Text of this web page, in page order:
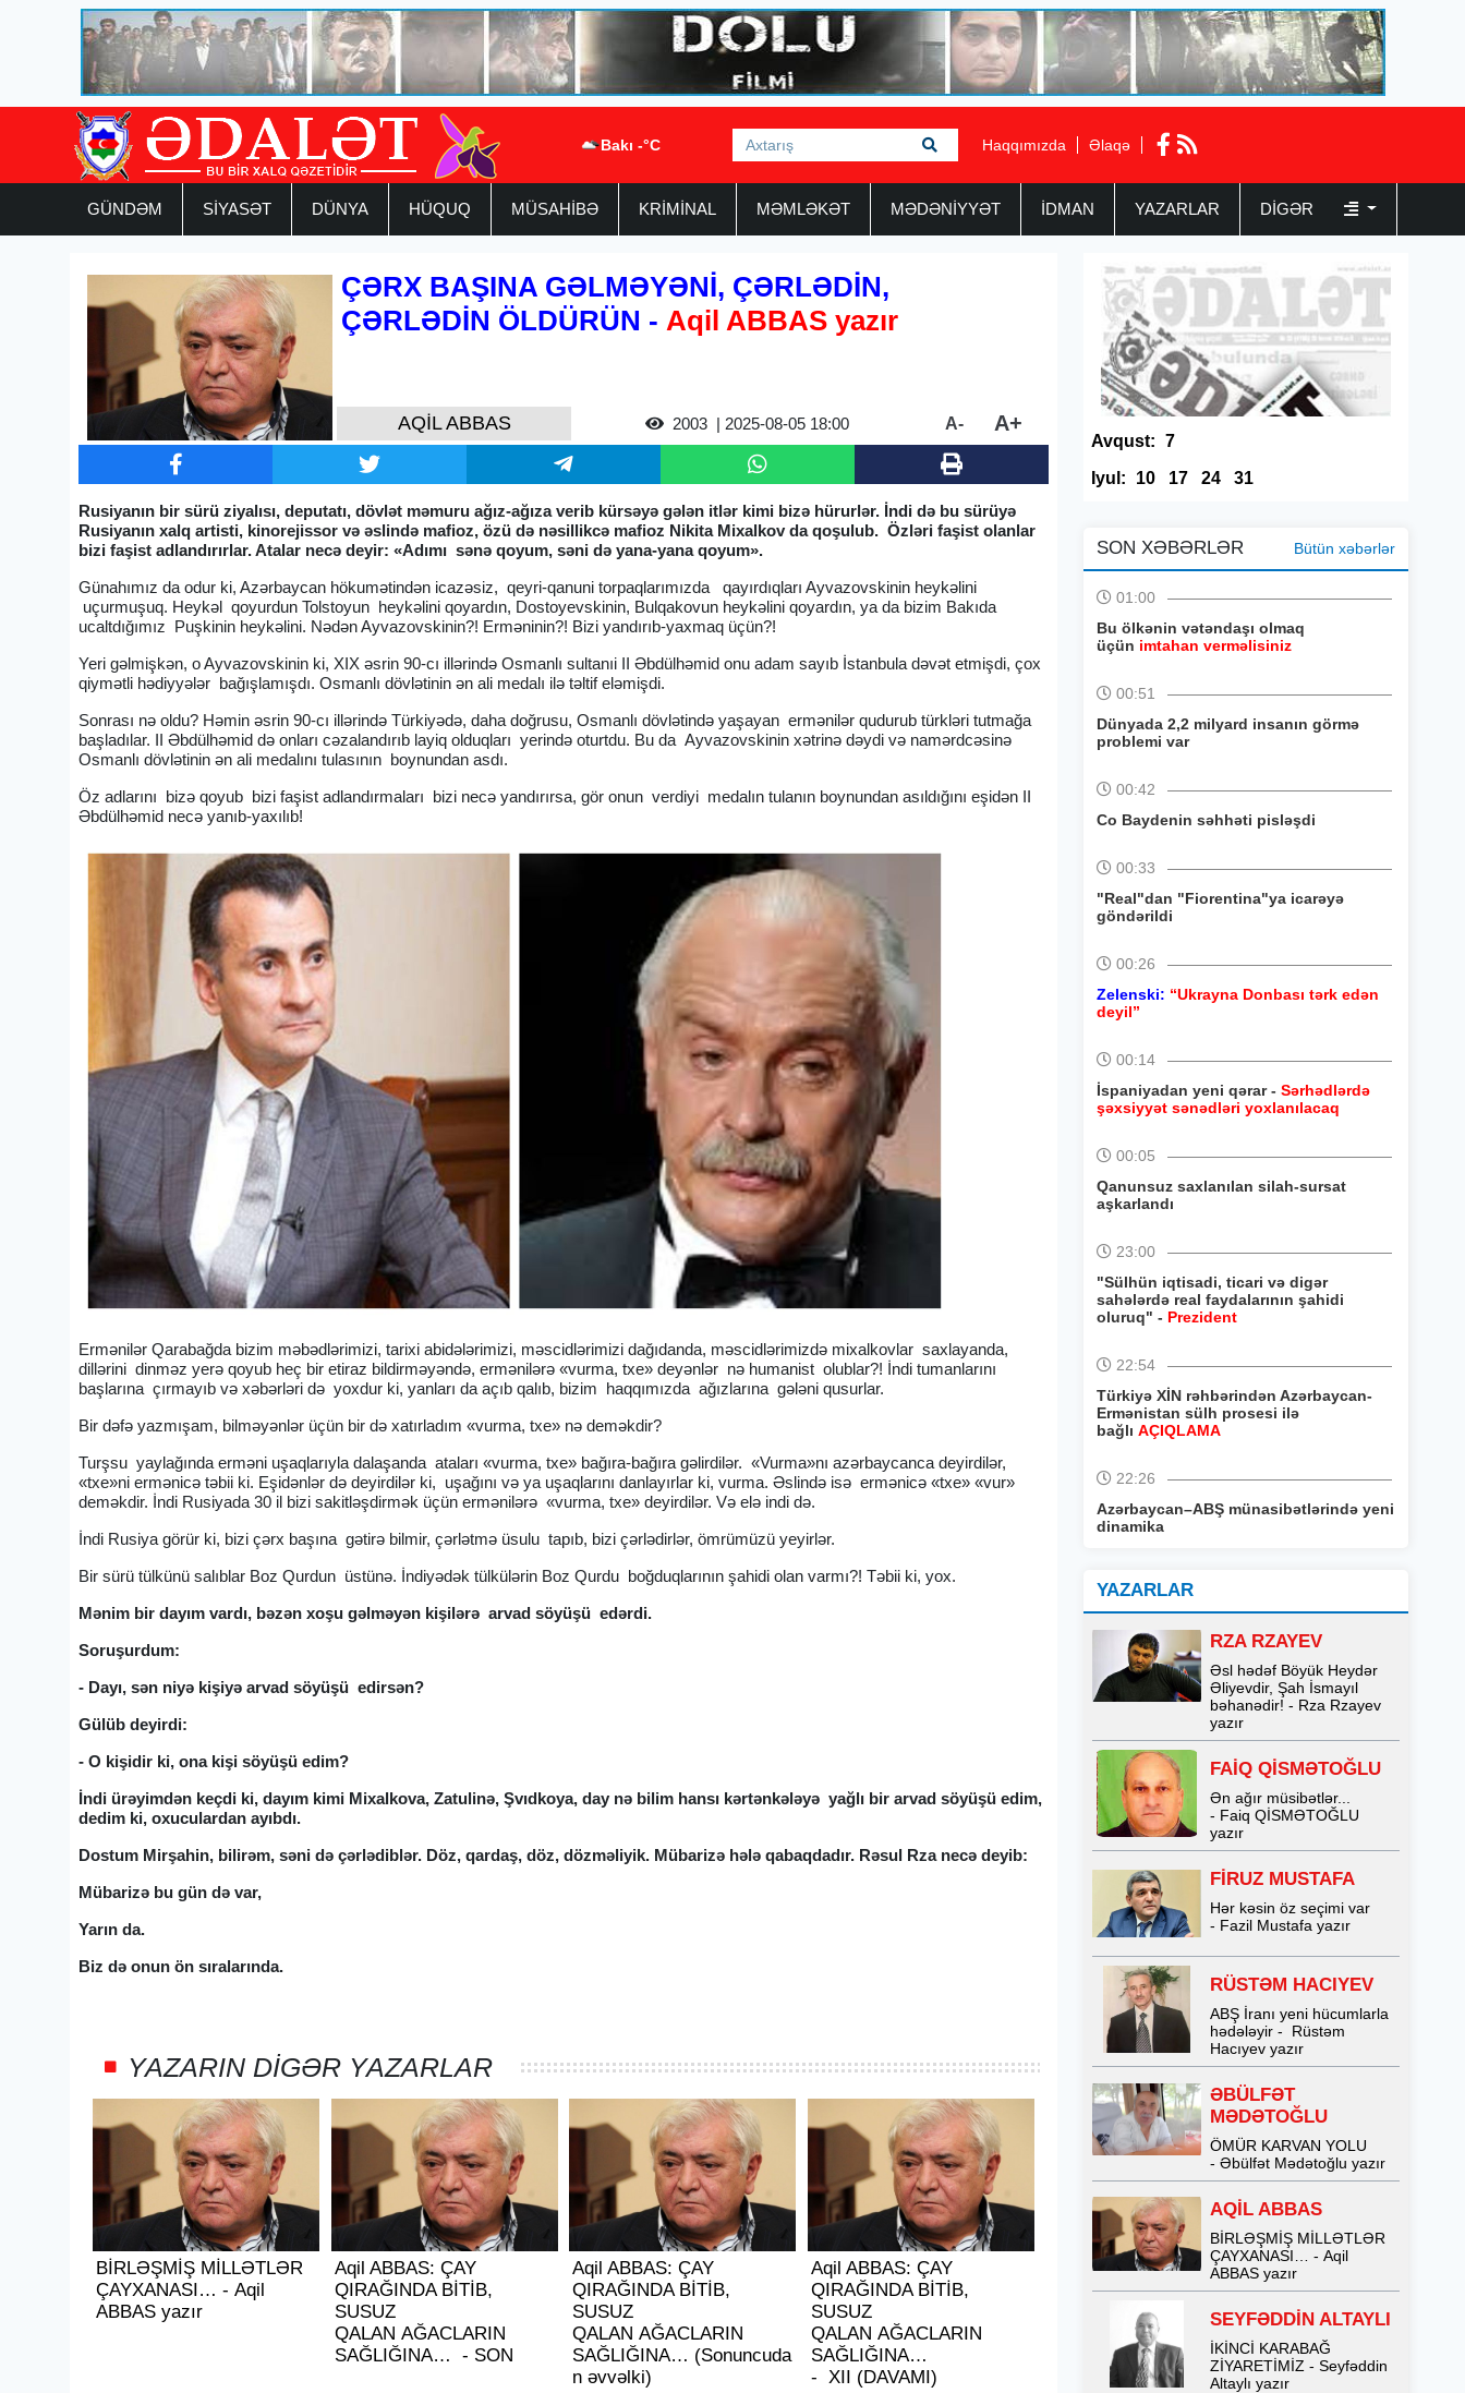
Bakı -°C Haqqımızda Əlaqə
GÜNDƏM SİYASƏT DÜNYA HÜQUQ MÜSAHİBƏ KRİMİNAL MƏMLƏKƏT MƏDƏNİYYƏT İDMAN YAZARLAR DIGƏR
ÇƏRX BAŞINA GƏLMƏYƏNİ, ÇƏRLƏDİN,
ÇƏRLƏDİN ÖLDÜRÜN - Aqil ABBAS yazır
AQİL ABBAS 2003 | 2025-08-05 18:00 A- A+
Rusiyanın bir sürü ziyalısı, deputatı, dövlət məmuru ağız-ağıza verib kürsəyə gələn itlər kimi bizə hürurlər. İndi də bu sürüyə
Rusiyanın xalq artisti, kinorejissor və əslində mafioz, özü də nəsillikcə mafioz Nikita Mixalkov da qoşulub. Özləri faşist olanlar
bizi faşist adlandırırlar. Atalar necə deyir: «Adımı sənə qoyum, səni də yana-yana qoyum».
Günahımız da odur ki, Azərbaycan hökumətindən icazəsiz, qeyri-qanuni torpaqlarımızda qayırdıqları Ayvazovskinin heykəlini
uçurmuşuq. Heykəl qoyurdun Tolstoyun heykəlini qoyardın, Dostoyevskinin, Bulqakovun heykəlini qoyardın, ya da bizim Bakıda
ucaltdığımız Puşkinin heykəlini. Nədən Ayvazovskinin?! Erməninin?! Bizi yandırıb-yaxmaq üçün?!
Yeri gəlmişkən, o Ayvazovskinin ki, XIX əsrin 90-cı illərində Osmanlı sultanıi II Əbdülhəmid onu adam sayıb İstanbula dəvət etmişdi, çox
qiymətli hədiyyələr bağışlamışdı. Osmanlı dövlətinin ən ali medalı ilə təltif eləmişdi.
Sonrası nə oldu? Həmin əsrin 90-cı illərində Türkiyədə, daha doğrusu, Osmanlı dövlətində yaşayan ermənilər qudurub türkləri tutmağa
başladılar. II Əbdülhəmid də onları cəzalandırıb layiq olduqları yerində oturtdu. Bu da Ayvazovskinin xətrinə dəydi və namərdcəsinə
Osmanlı dövlətinin ən ali medalını tulasının boynundan asdı.
Öz adlarını bizə qoyub bizi faşist adlandırmaları bizi necə yandırırsa, gör onun verdiyi medalın tulanın boynundan asıldığını eşidən II
Əbdülhəmid necə yanıb-yaxılıb!
Ermənilər Qarabağda bizim məbədlərimizi, tarixi abidələrimizi, məscidlərimizi dağıdanda, məscidlərimizdə mixalkovlar saxlayanda,
dillərini dinməz yerə qoyub heç bir etiraz bildirməyəndə, ermənilərə «vurma, txe» deyənlər nə humanist olublar?! İndi tumanlarını
başlarına çırmayıb və xəbərləri də yoxdur ki, yanları da açıb qalıb, bizim haqqımızda ağızlarına gələni qusurlar.
Bir dəfə yazmışam, bilməyənlər üçün bir də xatırladım «vurma, txe» nə deməkdir?
Turşsu yaylağında erməni uşaqlarıyla dalaşanda ataları «vurma, txe» bağıra-bağıra gəlirdilər. «Vurma»nı azərbaycanca deyirdilər,
«txe»ni ermənicə təbii ki. Eşidənlər də deyirdilər ki, uşağını və ya uşaqlarını danlayırlar ki, vurma. Əslində isə ermənicə «txe» «vur»
deməkdir. İndi Rusiyada 30 il bizi sakitləşdirmək üçün ermənilərə «vurma, txe» deyirdilər. Və elə indi də.
İndi Rusiya görür ki, bizi çərx başına gətirə bilmir, çərlətmə üsulu tapıb, bizi çərlədirlər, ömrümüzü yeyirlər.
Bir sürü tülkünü salıblar Boz Qurdun üstünə. İndiyədək tülkülərin Boz Qurdu boğduqlarının şahidi olan varmı?! Təbii ki, yox.
Mənim bir dayım vardı, bəzən xoşu gəlməyən kişilərə arvad söyüşü edərdi.
Soruşurdum:
- Dayı, sən niyə kişiyə arvad söyüşü edirsən?
Gülüb deyirdi:
- O kişidir ki, ona kişi söyüşü edim?
İndi ürəyimdən keçdi ki, dayım kimi Mixalkova, Zatulinə, Şvıdkoya, day nə bilim hansı kərtənkələyə yağlı bir arvad söyüşü edim,
dedim ki, oxuculardan ayıbdı.
Dostum Mirşahin, bilirəm, səni də çərlədiblər. Döz, qardaş, döz, dözməliyik. Mübarizə hələ qabaqdadır. Rəsul Rza necə deyib:
Mübarizə bu gün də var,
Yarın da.
Biz də onun ön sıralarında.
YAZARIN DIGƏR YAZARLAR
BİRLƏŞMİŞ MİLLƏTLƏR
ÇAYXANASI… - Aqil
ABBAS yazır
Aqil ABBAS: ÇAY
QIRAĞINDA BİTİB,
SUSUZ
QALAN AĞACLARIN
SAĞLIĞINA… - SON
Aqil ABBAS: ÇAY
QIRAĞINDA BİTİB,
SUSUZ
QALAN AĞACLARIN
SAĞLIĞINA… (Sonuncuda
n əvvəlki)
Aqil ABBAS: ÇAY
QIRAĞINDA BİTİB,
SUSUZ
QALAN AĞACLARIN
SAĞLIĞINA…
- XII (DAVAMI)
Avqust: 7
Iyul:
10 17 24 31
SON XƏBƏRLƏR Bütün xəbərlər
01:00
Bu ölkənin vətəndaşı olmaq
üçün imtahan verməlisiniz
00:51
Dünyada 2,2 milyard insanın görmə
problemi var
00:42
Co Baydenin səhhəti pisləşdi
00:33
"Real"dan "Fiorentina"ya icarəyə
göndərildi
00:26
Zelenski: “Ukrayna Donbası tərk edən
deyil”
00:14
İspaniyadan yeni qərar - Sərhədlərdə
şəxsiyyət sənədləri yoxlanılacaq
00:05
Qanunsuz saxlanılan silah-sursat
aşkarlandı
23:00
"Sülhün iqtisadi, ticari və digər
sahələrdə real faydalarının şahidi
oluruq" - Prezident
22:54
Türkiyə XİN rəhbərindən Azərbaycan-
Ermənistan sülh prosesi ilə
bağlı AÇIQLAMA
22:26
Azərbaycan–ABŞ münasibətlərində yeni
dinamika
YAZARLAR
RZA RZAYEV
Əsl hədəf Böyük Heydər
Əliyevdir, Şah İsmayıl
bəhanədir! - Rza Rzayev
yazır
FAİQ QİSMƏTOĞLU
Ən ağır müsibətlər...
- Faiq QİSMƏTOĞLU
yazır
FİRUZ MUSTAFA
Hər kəsin öz seçimi var
- Fazil Mustafa yazır
RÜSTƏM HACIYEV
ABŞ İranı yeni hücumlarla
hədələyir - Rüstəm
Hacıyev yazır
ƏBÜLFƏT
MƏDƏTOĞLU
ÖMÜR KARVAN YOLU
- Əbülfət Mədətoğlu yazır
AQİL ABBAS
BİRLƏŞMİŞ MİLLƏTLƏR
ÇAYXANASI… - Aqil
ABBAS yazır
SEYFƏDDİN ALTAYLI
İKİNCİ KARABAĞ
ZİYARETİMİZ - Seyfəddin
Altaylı yazır